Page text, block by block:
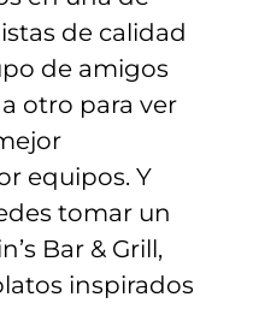
de calidad
de amigos
otro para ver
equipos. Y
tomar un
Bar & Grill,
inspirados